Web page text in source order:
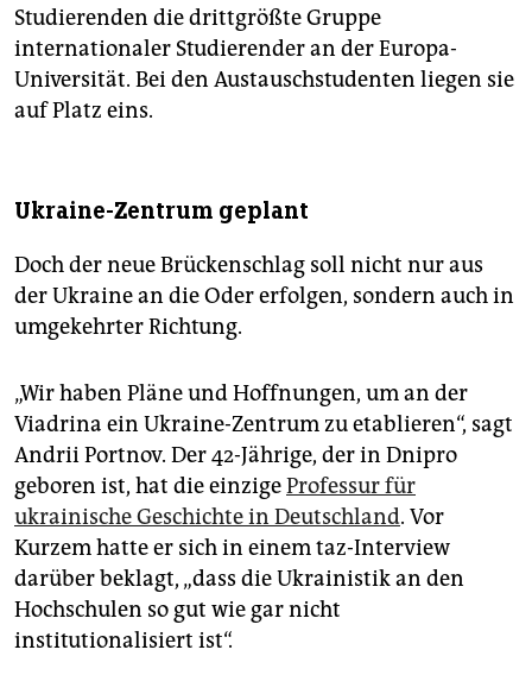
Studierenden die drittgrößte Gruppe
internationaler Studierender an der Europa-
Universität. Bei den Austauschstudenten liegen sie
auf Platz eins.
Ukraine-Zentrum geplant
Doch der neue Brückenschlag soll nicht nur aus
der Ukraine an die Oder erfolgen, sondern auch in
umgekehrter Richtung.
„Wir haben Pläne und Hoffnungen, um an der
Viadrina ein Ukraine-Zentrum zu etablieren“, sagt
Andrii Portnov. Der 42-Jährige, der in Dnipro
geboren ist, hat die einzigeProfessur für
ukrainische Geschichte in Deutschland. Vor
Kurzem hatte er sich in einem taz-Interview
darüber beklagt, „dass die Ukrainistik an den
Hochschulen so gut wie gar nicht
institutionalisiert ist“.